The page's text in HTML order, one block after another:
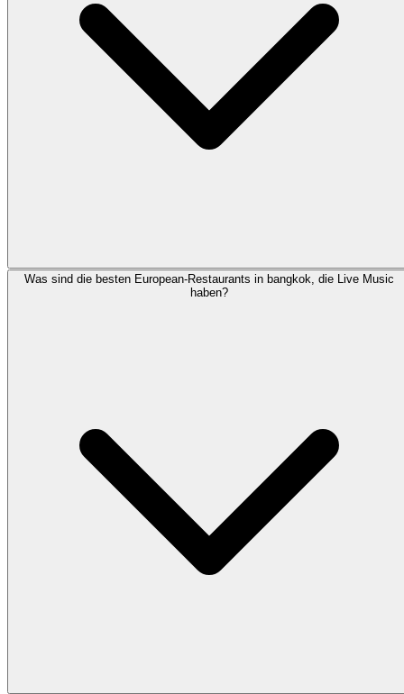
Was sind die besten European-Restaurants in bangkok, die Live Music
haben?